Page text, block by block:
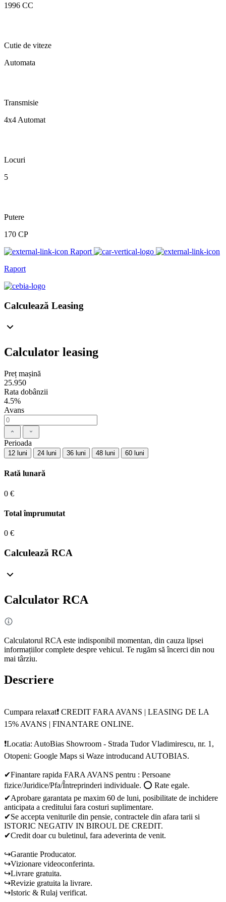
1996 CC
Cutie de viteze
Automata
Transmisie
4x4 Automat
Locuri
5
Putere
170 CP
Raport
Raport
Calculează Leasing
Calculator leasing
Preț mașină
25.950
Rata dobânzii
4.5%
Avans
Perioada
12 luni 24 luni 36 luni 48 luni 60 luni
Rată lunară
0 €
Total împrumutat
0 €
Calculează RCA
Calculator RCA
Calculatorul RCA este indisponibil momentan, din cauza lipsei
informațiilor complete despre vehicul. Te rugăm să încerci din nou
mai târziu.
Descriere
Cumpara relaxat❗ CREDIT FARA AVANS | LEASING DE LA
15% AVANS | FINANTARE ONLINE.
❗Locatia: AutoBias Showroom - Strada Tudor Vladimirescu, nr. 1,
Otopeni: Google Maps si Waze introducand AUTOBIAS.
✔Finantare rapida FARA AVANS pentru : Persoane
fizice/Juridice/Pfa/Întreprinderi individuale. ⭕ Rate egale.
✔Aprobare garantata pe maxim 60 de luni, posibilitate de inchidere
anticipata a creditului fara costuri suplimentare.
✔Se accepta veniturile din pensie, contractele din afara tarii si
ISTORIC NEGATIV IN BIROUL DE CREDIT.
✔Credit doar cu buletinul, fara adeverinta de venit.
↪Garantie Producator.
↪Vizionare videoconferinta.
↪Livrare gratuita.
↪Revizie gratuita la livrare.
↪Istoric & Rulaj verificat.